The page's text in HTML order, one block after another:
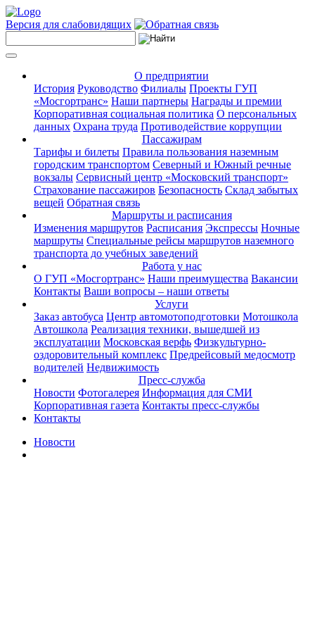
Версия для слабовидящих
О предприятии
История Руководство Филиалы Проекты ГУП
«Мосгортранс» Наши партнеры Награды и премии
Корпоративная социальная политика О персональных
данных Охрана труда Противодействие коррупции
Пассажирам
Тарифы и билеты Правила пользования наземным
городским транспортом Северный и Южный речные
вокзалы Сервисный центр «Московский транспорт»
Страхование пассажиров Безопасность Склад забытых
вещей Обратная связь
Маршруты и расписания
Изменения маршрутов Расписания Экспрессы Ночные
маршруты Специальные рейсы маршрутов наземного
транспорта до учебных заведений
Работа у нас
О ГУП «Мосгортранс» Наши преимущества Вакансии
Контакты Ваши вопросы – наши ответы
Услуги
Заказ автобуса Центр автомотоподготовки Мотошкола
Автошкола Реализация техники, вышедшей из
эксплуатации Московская верфь Физкультурно-
оздоровительный комплекс Предрейсовый медосмотр
водителей Недвижимость
Пресс-служба
Новости Фотогалерея Информация для СМИ
Корпоративная газета Контакты пресс-службы
Контакты
Новости